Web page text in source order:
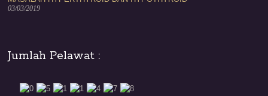
03/03/2019
Jumlah Pelawat :